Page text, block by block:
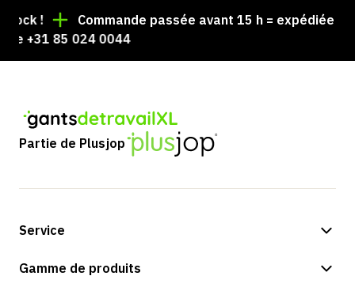
!
Commande passée avant 15 h = expédiée le
+31 85 024 0044
Partie de Plusjop
Service
Options de paiement
Gamme de produits